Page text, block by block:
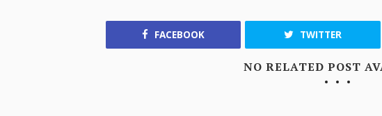
FACEBOOK TWITTER
NO RELATED POST